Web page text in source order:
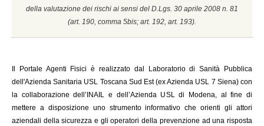
della valutazione dei rischi ai sensi del D.Lgs. 30 aprile 2008 n. 81
(art. 190, comma 5bis; art. 192, art. 193).
Portale Agenti Fisici è realizzato dal Laboratorio di Sanità Pubblica
dell'Azienda Sanitaria USL Toscana Sud Est (ex Azienda USL 7 Siena) con
la collaborazione dell’INAIL e dell’Azienda USL di Modena, al fine di
mettere a disposizione uno strumento informativo che orienti gli attori
aziendali della sicurezza e gli operatori della prevenzione ad una risposta